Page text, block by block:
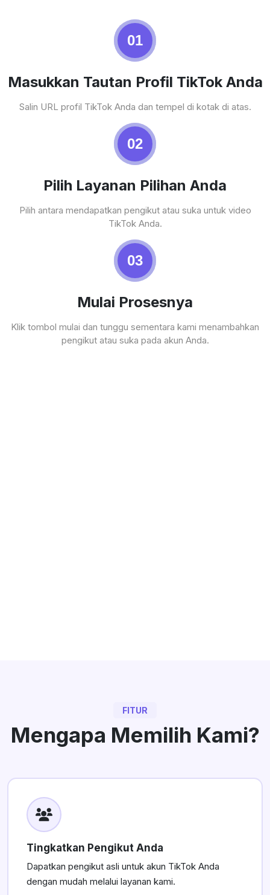
01
Masukkan Tautan Profil TikTok Anda
Salin URL profil TikTok Anda dan tempel di kotak di atas.
02
Pilih Layanan Pilihan Anda
Pilih antara mendapatkan pengikut atau suka untuk video
TikTok Anda.
03
Mulai Prosesnya
Klik tombol mulai dan tunggu sementara kami menambahkan
pengikut atau suka pada akun Anda.
FITUR
Mengapa Memilih Kami?
Tingkatkan Pengikut Anda
Dapatkan pengikut asli untuk akun TikTok Anda
dengan mudah melalui layanan kami.